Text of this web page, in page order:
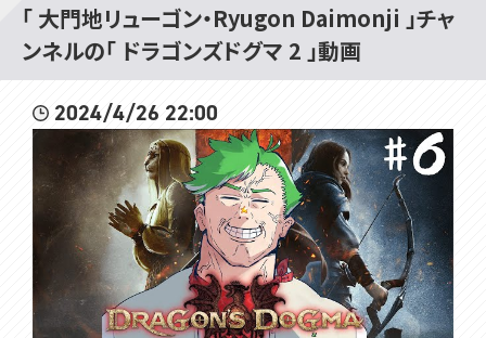
所属：#VOMSProject
チャンネル：https://www.youtube.com/channel/UCdMp...
「 大門地リューゴン・Ryugon Daimonji 」チャ
ンネルの「 ドラゴンズドグマ 2 」動画
2024/4/26 22:00